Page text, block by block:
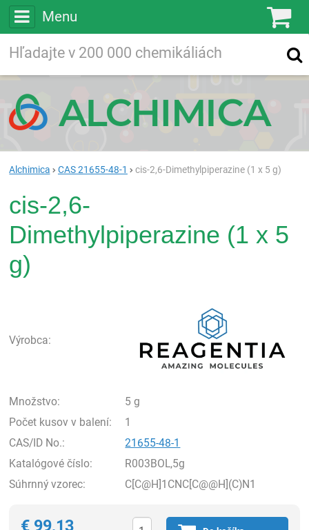
Menu
Vyhľadávanie
Alchimica CAS 21655-48-1 cis-2,6-Dimethylpiperazine (1 x 5 g)
cis-2,6-
Dimethylpiperazine (1 x 5
g)
Výrobca:
Množstvo:
5 g
Počet kusov v balení:
1
CAS/ID No.:
21655-48-1
Katalógové číslo:
R003BOL,5g
Súhrnný vzorec:
C[C@H]1CNC[C@@H](C)N1
€ 99,13